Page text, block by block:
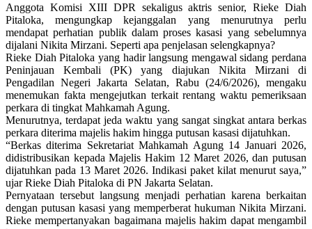
Anggota Komisi XIII DPR sekaligus aktris senior, Rieke Diah
Pitaloka, mengungkap kejanggalan yang menurutnya perlu
mendapat perhatian publik dalam proses kasasi yang sebelumnya
dijalani Nikita Mirzani. Seperti apa penjelasan selengkapnya?
Rieke Diah Pitaloka yang hadir langsung mengawal sidang perdana
Peninjauan Kembali (PK) yang diajukan Nikita Mirzani di
Pengadilan Negeri Jakarta Selatan, Rabu (24/6/2026), mengaku
menemukan fakta mengejutkan terkait rentang waktu pemeriksaan
perkara di tingkat Mahkamah Agung.
Menurutnya, terdapat jeda waktu yang sangat singkat antara berkas
perkara diterima majelis hakim hingga putusan kasasi dijatuhkan.
“Berkas diterima Sekretariat Mahkamah Agung 14 Januari 2026,
didistribusikan kepada Majelis Hakim 12 Maret 2026, dan putusan
dijatuhkan pada 13 Maret 2026. Indikasi paket kilat menurut saya,”
ujar Rieke Diah Pitaloka di PN Jakarta Selatan.
Pernyataan tersebut langsung menjadi perhatian karena berkaitan
dengan putusan kasasi yang memperberat hukuman Nikita Mirzani.
Rieke mempertanyakan bagaimana majelis hakim dapat mengambil